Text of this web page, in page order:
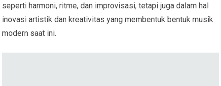
seperti harmoni, ritme, dan improvisasi, tetapi juga dalam hal
inovasi artistik dan kreativitas yang membentuk bentuk musik
modern saat ini.